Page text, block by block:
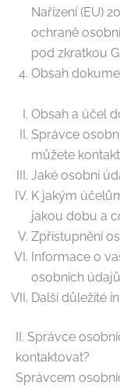
Nařízení (EU)
ochraně
pod zkratkou
Obsah
Obsah a účel
Správce
můžete
Jaké osobní
K jakým
jakou dobu a
Zpřístupnění
Informace o
osobních údajů
Další důležité
II. Správce
kontaktovat?
Správcem